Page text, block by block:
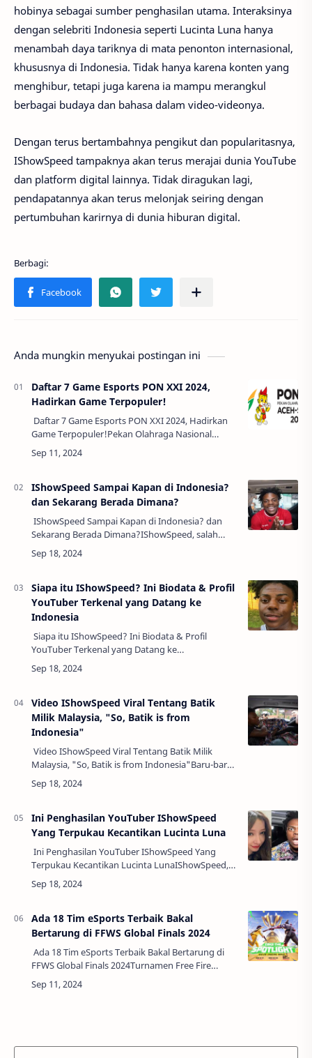
hobinya sebagai sumber penghasilan utama. Interaksinya
dengan selebriti Indonesia seperti Lucinta Luna hanya
menambah daya tariknya di mata penonton internasional,
khususnya di Indonesia. Tidak hanya karena konten yang
menghibur, tetapi juga karena ia mampu merangkul
berbagai budaya dan bahasa dalam video-videonya.
Dengan terus bertambahnya pengikut dan popularitasnya,
IShowSpeed tampaknya akan terus merajai dunia YouTube
dan platform digital lainnya. Tidak diragukan lagi,
pendapatannya akan terus melonjak seiring dengan
pertumbuhan karirnya di dunia hiburan digital.
Anda mungkin menyukai postingan ini
Daftar 7 Game Esports PON XXI 2024,
Hadirkan Game Terpopuler!
Daftar 7 Game Esports PON XXI 2024, Hadirkan
Game Terpopuler!Pekan Olahraga Nasional
(PON) XXI yang akan diselenggarakan di Aceh
dan Sumatera Utara pada September 2024,
IShowSpeed Sampai Kapan di Indonesia?
dan Sekarang Berada Dimana?
IShowSpeed Sampai Kapan di Indonesia? dan
Sekarang Berada Dimana?IShowSpeed, salah
satu streamer terkenal dunia yang dikenal
dengan nama asli Darren Watkins Jr., kini tengah
Siapa itu IShowSpeed? Ini Biodata & Profil
YouTuber Terkenal yang Datang ke
Indonesia
Siapa itu IShowSpeed? Ini Biodata & Profil
YouTuber Terkenal yang Datang ke
IndonesiaNama IShowSpeed mungkin sudah
tidak asing lagi bagi para penggemar YouTube
Video IShowSpeed Viral Tentang Batik
Milik Malaysia, "So, Batik is from
Indonesia"
Video IShowSpeed Viral Tentang Batik Milik
Malaysia, "So, Batik is from Indonesia"Baru-baru
ini, seorang YouTuber terkenal bernama
IShowSpeed menjadi perbincangan publik sete…
Ini Penghasilan YouTuber IShowSpeed
Yang Terpukau Kecantikan Lucinta Luna
Ini Penghasilan YouTuber IShowSpeed Yang
Terpukau Kecantikan Lucinta LunaIShowSpeed,
salah satu YouTuber terkenal, kembali menjadi
sorotan setelah ia menunjukkan
Ada 18 Tim eSports Terbaik Bakal
Bertarung di FFWS Global Finals 2024
Ada 18 Tim eSports Terbaik Bakal Bertarung di
FFWS Global Finals 2024Turnamen Free Fire
World Series (FFWS) Global Finals 2024 akan
segera berlangsung, mempertemukan 18 tim e…